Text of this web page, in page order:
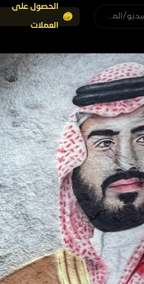
البحث عن البث المباشر/الفيديو/المستخدم
الحصول على
العملات